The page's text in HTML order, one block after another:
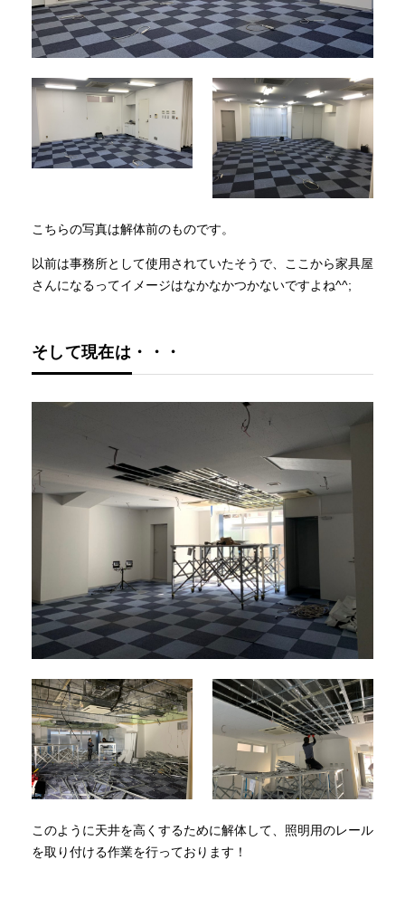
こちらの写真は解体前のものです。
以前は事務所として使用されていたそうで、ここから家具屋
さんになるってイメージはなかなかつかないですよね^^;
そして現在は・・・
このように天井を高くするために解体して、照明用のレール
を取り付ける作業を行っております！